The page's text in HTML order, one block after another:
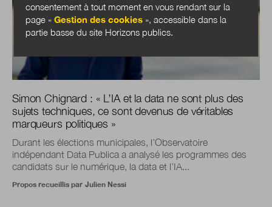
Simon Chignard : « L’IA et la data ne sont plus des
sujets techniques, ce sont devenus de véritables
marqueurs politiques »
Durant les élections municipales, l’Observatoire
indépendant Data Publica a analysé les programmes des
candidats sur le numérique, la data et l’IA...
Propos recueillis par Julien Nessi
consentement à tout moment en vous rendant sur la
page «Gestion des cookies », accessible dans la
partie basse du site Horizons publics.